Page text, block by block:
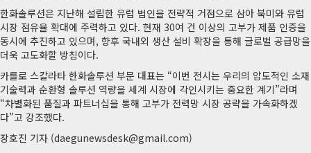
한화솔루션은 지난해 설립한 유럽 법인을 전략적 거점으로 삼아 북미와 유럽
시장 점유율 확대에 주력하고 있다. 현재 30여 건 이상의 고부가 제품 인증을
동시에 추진하고 있으며, 향후 국내외 생산 설비 확장을 통해 글로벌 공급망을
더욱 고도화할 방침이다.
카를로 스칼라타 한화솔루션 부문 대표는 “이번 전시는 우리의 압도적인 소재
기술력과 순환형 솔루션 역량을 세계 시장에 각인시키는 중요한 계기”라며
“차별화된 품질과 파트너십을 통해 고부가 전력망 시장 공략을 가속화하겠
다”고 강조했다.
장호진 기자 (daegunewsdesk@gmail.com)